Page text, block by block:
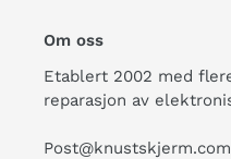
Om oss
Etablert 2002 med
reparasjon av
Post@knustskjerm.com